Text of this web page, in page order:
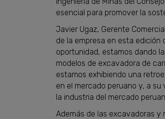
esencial para promover la
Javier Ugaz, Gerente
de la empresa en esta edición
oportunidad, estamos dando
modelos de excavadora de
estamos exhibiendo una
en el mercado peruano y, a
la industria del mercado
Además de las excavadoras y